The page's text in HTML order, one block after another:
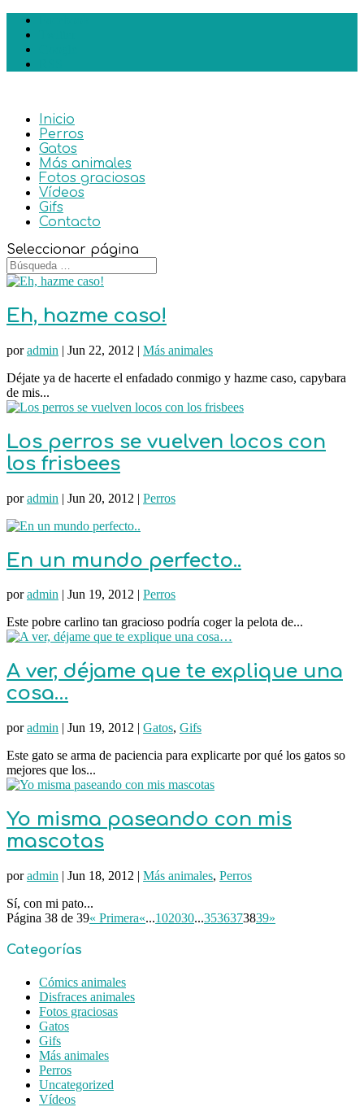
Inicio
Perros
Gatos
Más animales
Fotos graciosas
Vídeos
Gifs
Contacto
Seleccionar página
Eh, hazme caso!
poradmin | Jun 22, 2012 | Más animales
Déjate ya de hacerte el enfadado conmigo y hazme caso, capybara
de mis...
Los perros se vuelven locos con
los frisbees
poradmin | Jun 20, 2012 | Perros
En un mundo perfecto..
poradmin | Jun 19, 2012 | Perros
Este pobre carlino tan gracioso podría coger la pelota de...
A ver, déjame que te explique una
cosa…
poradmin | Jun 19, 2012 | Gatos, Gifs
Este gato se arma de paciencia para explicarte por qué los gatos so
mejores que los...
Yo misma paseando con mis
mascotas
poradmin | Jun 18, 2012 | Más animales, Perros
Sí, con mi pato...
Página 38 de 39« Primera«...102030...3536373839»
Categorías
Cómics animales
Disfraces animales
Fotos graciosas
Gatos
Gifs
Más animales
Perros
Uncategorized
Vídeos